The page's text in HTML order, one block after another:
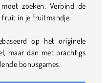
zoeken. Verbind de
fruit in je fruitmandje.
op het originele
maar dan met prachtigs
bonusgames.